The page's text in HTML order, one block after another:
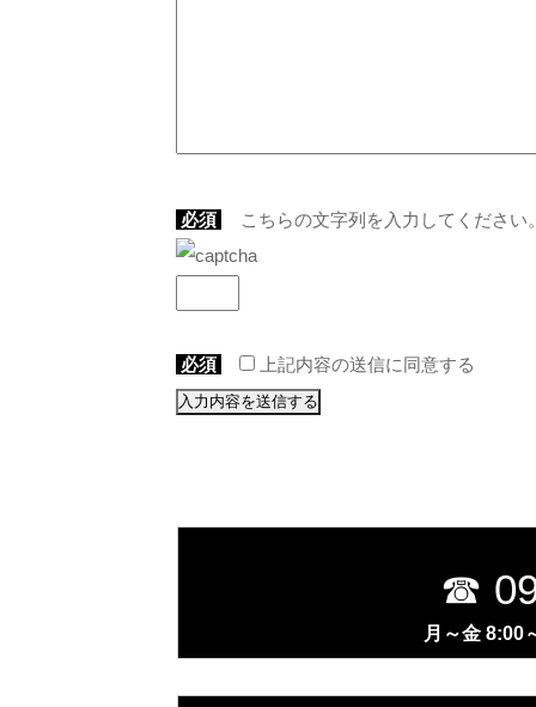
必須 こちらの文字列を入力してください。
必須 上記内容の送信に同意する
☎
月～金